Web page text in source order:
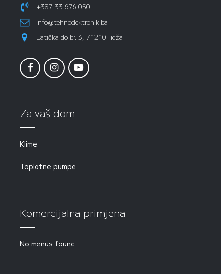
+387 33 676 050
info@tehnoelektronik.ba
Latička do br. 3, 71210 Ilidža
Za vaš dom
Klime
Toplotne pumpe
Komercijalna primjena
No menus found.